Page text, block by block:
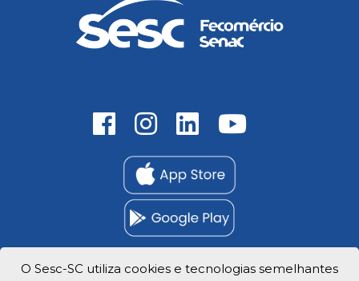
O Sesc-SC utiliza cookies e tecnologias semelhantes